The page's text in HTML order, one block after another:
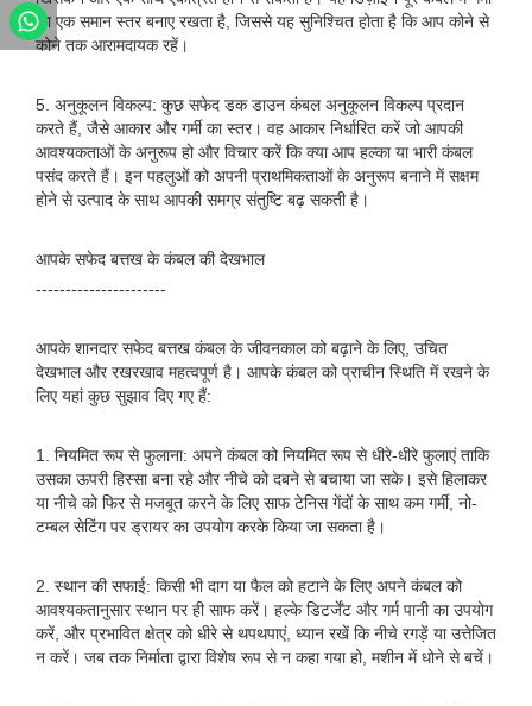
का एक समान स्तर बनाए रखता है, जिससे यह सुनिश्चित होता है कि आप कोने से
कोने तक आरामदायक रहें।
5. अनुकूलन विकल्प: कुछ सफेद डक डाउन कंबल अनुकूलन विकल्प प्रदान
करते हैं, जैसे आकार और गर्मी का स्तर। वह आकार निर्धारित करें जो आपकी
आवश्यकताओं के अनुरूप हो और विचार करें कि क्या आप हल्का या भारी कंबल
पसंद करते हैं। इन पहलुओं को अपनी प्राथमिकताओं के अनुरूप बनाने में सक्षम
होने से उत्पाद के साथ आपकी समग्र संतुष्टि बढ़ सकती है।
आपके सफेद बत्तख के कंबल की देखभाल
----------------------
आपके शानदार सफेद बत्तख कंबल के जीवनकाल को बढ़ाने के लिए, उचित
देखभाल और रखरखाव महत्वपूर्ण है। आपके कंबल को प्राचीन स्थिति में रखने के
लिए यहां कुछ सुझाव दिए गए हैं:
1. नियमित रूप से फुलाना: अपने कंबल को नियमित रूप से धीरे-धीरे फुलाएं ताकि
उसका ऊपरी हिस्सा बना रहे और नीचे को दबने से बचाया जा सके। इसे हिलाकर
या नीचे को फिर से मजबूत करने के लिए साफ टेनिस गेंदों के साथ कम गर्मी, नो-
टम्बल सेटिंग पर ड्रायर का उपयोग करके किया जा सकता है।
2. स्थान की सफाई: किसी भी दाग ​​या फैल को हटाने के लिए अपने कंबल को
आवश्यकतानुसार स्थान पर ही साफ करें। हल्के डिटर्जेंट और गर्म पानी का उपयोग
करें, और प्रभावित क्षेत्र को धीरे से थपथपाएं, ध्यान रखें कि नीचे रगड़ें या उत्तेजित
न करें। जब तक निर्माता द्वारा विशेष रूप से न कहा गया हो, मशीन में धोने से बचें।